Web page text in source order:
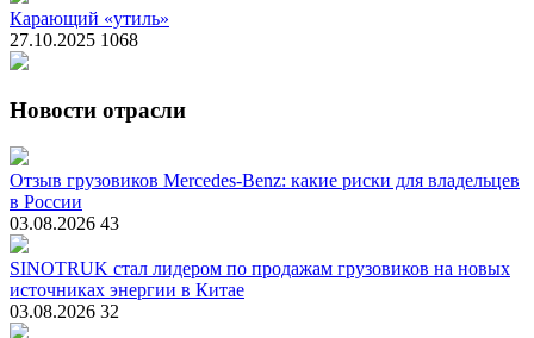
Карающий «утиль»
27.10.2025 1068
Новости отрасли
Отзыв грузовиков Mercedes-Benz: какие риски для владельцев
в России
03.08.2026 43
SINOTRUK стал лидером по продажам грузовиков на новых
источниках энергии в Китае
03.08.2026 32